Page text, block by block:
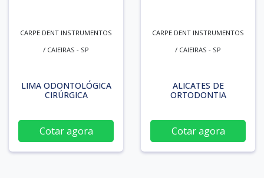
CARPE DENT INSTRUMENTOS
/ CAIEIRAS - SP
LIMA ODONTOLÓGICA
CIRÚRGICA
Cotar agora
CARPE DENT INSTRUMENTOS
/ CAIEIRAS - SP
ALICATES DE
ORTODONTIA
Cotar agora